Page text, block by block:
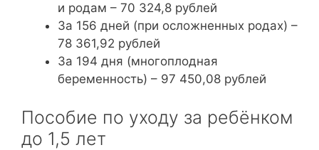
и родам – 70 324,8 рублей
За 156 дней (при осложненных родах) –
78 361,92 рублей
За 194 дня (многоплодная
беременность) – 97 450,08 рублей
Пособие по уходу за ребёнком
до 1,5 лет